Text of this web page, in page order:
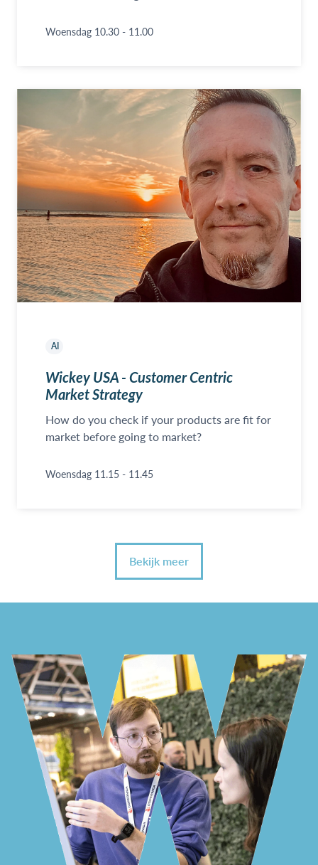
Woensdag 10.30 - 11.00
AI
Wickey USA - Customer Centric
Market Strategy
How do you check if your products are fit for
market before going to market?
Woensdag 11.15 - 11.45
Bekijk meer